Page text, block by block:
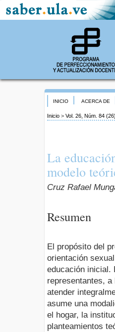
INICIO ACERCA DE
Inicio > Vol. 26, Núm. 84 (26)
La
modelo
Cruz Rafael
Resumen
El propósito del
orientación
educación inicial.
representantes,
atender
asume una
el hogar, la
planteamientos